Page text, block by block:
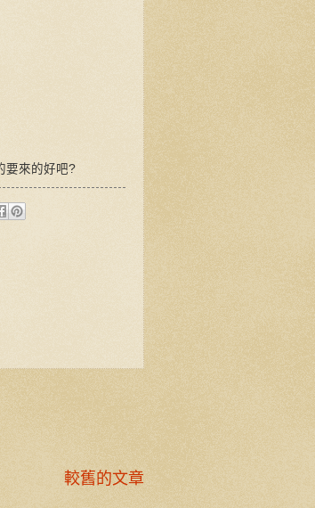
要來的好吧?
較舊的文章